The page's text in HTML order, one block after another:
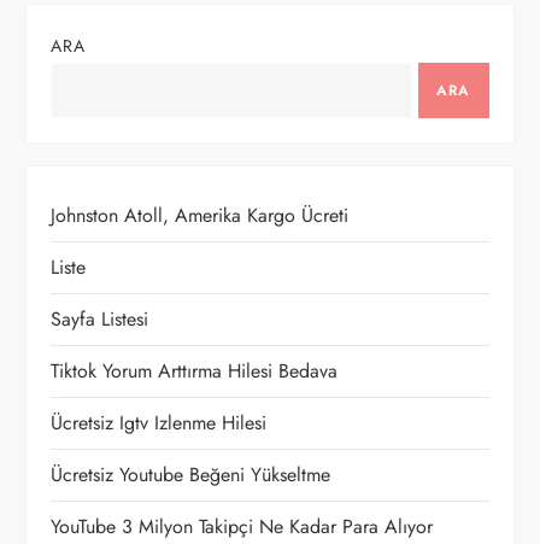
g
i
n
m
e
s
i
ARA
ARA
Johnston Atoll, Amerika Kargo Ücreti
Liste
Sayfa Listesi
Tiktok Yorum Arttırma Hilesi Bedava
Ücretsiz Igtv Izlenme Hilesi
Ücretsiz Youtube Beğeni Yükseltme
YouTube 3 Milyon Takipçi Ne Kadar Para Alıyor